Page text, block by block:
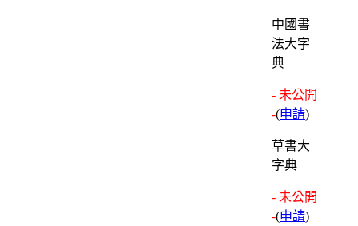
中國書
法大字
典
- 未公開
-(申請)
草書大
字典
- 未公開
-(申請)